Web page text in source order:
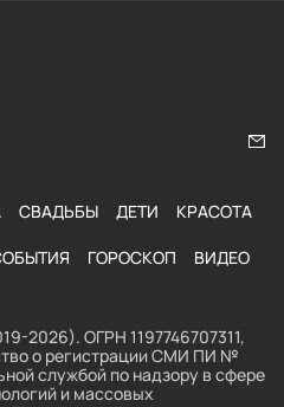
СВАДЬБЫ ДЕТИ КРАСОТА
ГОРОСКОП ВИДЕО
2026). ОГРН 1197746707311,
о регистрации СМИ ПИ №
службой по надзору в сфере
и массовых